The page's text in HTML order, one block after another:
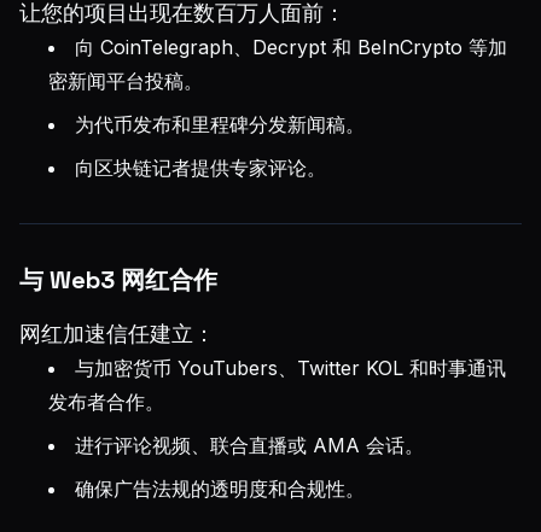
让您的项目出现在数百万人面前：
向 CoinTelegraph、Decrypt 和 BeInCrypto 等加
密新闻平台投稿。
为代币发布和里程碑分发新闻稿。
向区块链记者提供专家评论。
与 Web3 网红合作
网红加速信任建立：
与加密货币 YouTubers、Twitter KOL 和时事通讯
发布者合作。
进行评论视频、联合直播或 AMA 会话。
确保广告法规的透明度和合规性。